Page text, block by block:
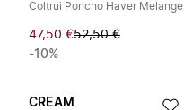
Coltrui Poncho Haver Melange
47,50 €52,50 €
-10%
CREAM